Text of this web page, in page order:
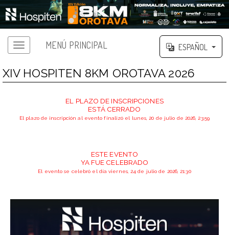
MENÚ PRINCIPAL ESPAÑOL
XIV HOSPITEN 8KM OROTAVA 2026
EL PLAZO DE INSCRIPCIONES
ESTÁ CERRADO
El plazo de inscripción al evento finalizó el lunes, 20 de julio de 2026, 23:59
ESTE EVENTO
YA FUE CELEBRADO
El evento se celebró el día viernes, 24 de julio de 2026, 21:30